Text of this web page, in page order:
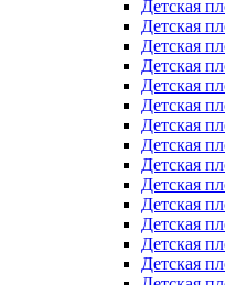
Детская
Детская
Детская
Детская
Детская
Детская
Детская
Детская
Детская
Детская
Детская
Детская
Детская
Детская